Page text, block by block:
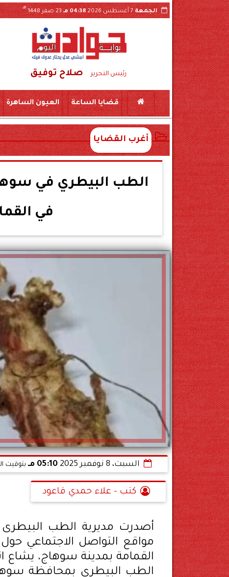
الجمعة7 أغسطس 2026 04:38 مـ 23 صفر 1448
هـ
رئيس التحرير صلاح توفيق يومًا على ذمة التحقيقات
قضايا الساعة العيون الساهرة
أغرب القضايا
الطب البيطري في
في
السبت، 8 نوفمبر 2025 05:10 مـ بتوقيت
كتب - علاء حمدي قاعود
أصدرت مديرية الطب البيطرى
مواقع التواصل الاجتماعي
القمامة بمدينة سوهاج،
الطب البيطري بمحافظة